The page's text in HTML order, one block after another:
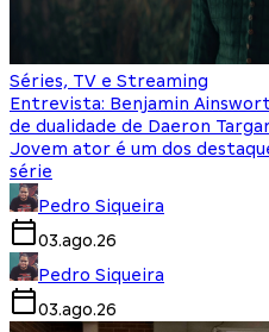
Séries, TV e Streaming
Entrevista: Benjamin
de dualidade de Daeron
Jovem ator é um dos
série
Pedro Siqueira
03.ago.26
Pedro Siqueira
03.ago.26